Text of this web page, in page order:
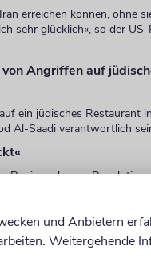
erreichen können, ohne
sehr glücklich«, so der
Angriffen auf
ein jüdisches Restaurant
Al-Saadi verantwortlich
Regime, dessen
»stolze
und Anbietern
Weitergehende